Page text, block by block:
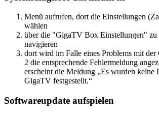
Menü aufrufen, dort die Einstellungen
wählen
über die "GigaTV Box Einstellungen" zu
navigieren
dort wird im Falle eines Problems mit
2 die entsprechende Fehlermeldung
erscheint die Meldung „Es wurden keine
GigaTV festgestellt.“
Softwareupdate aufspielen